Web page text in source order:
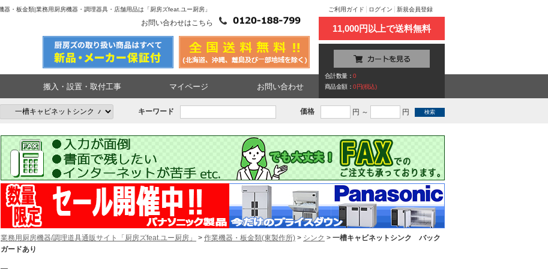
・板金類|業務用厨房機器・調理器具・店舗用品は「厨房ズfeat.ユー厨房」
お問い合わせはこちら
ご利用ガイド ログイン 新規会員登録
11,000円以上で送料無料
合計数量：0
商品金額：0円(税込)
搬入・設置・取付工事 マイページ お問い合わせ
キーワード 価格 円 ～ 円
業務用厨房機器/調理道具通販サイト「厨房ズfeat.ユー厨房」 > 作業機器・板金類(東製作所) > シンク > 一槽キャビネットシンク バック
ガードあり